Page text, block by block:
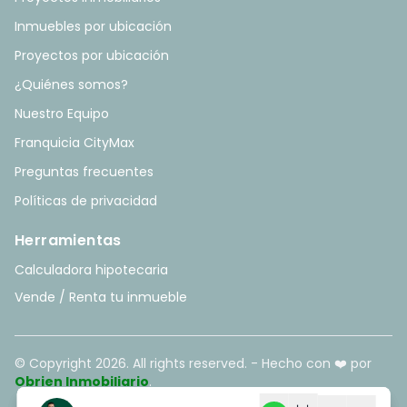
Inmuebles por ubicación
Proyectos por ubicación
¿Quiénes somos?
Nuestro Equipo
Franquicia CityMax
Preguntas frecuentes
Políticas de privacidad
Herramientas
Calculadora hipotecaria
Vende / Renta tu inmueble
© Copyright 2026. All rights reserved. - Hecho con ❤️ por
Obrien Inmobiliario.